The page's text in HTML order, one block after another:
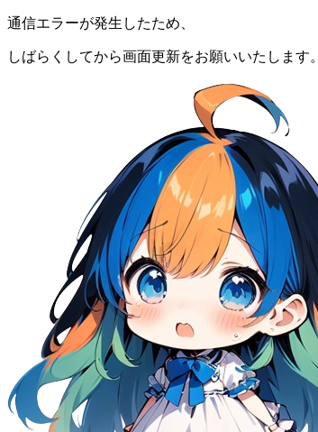
通信エラーが発生したため、
しばらくしてから画面更新をお願いいたします。